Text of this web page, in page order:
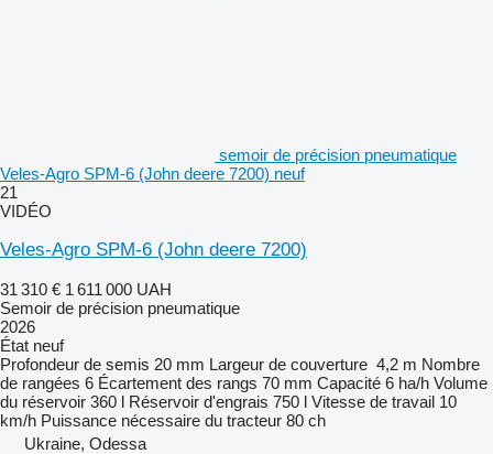
semoir de précision pneumatique
Veles-Agro SPM-6 (John deere 7200) neuf
21
VIDÉO
Veles-Agro SPM-6 (John deere 7200)
31 310 € 1 611 000 UAH
Semoir de précision pneumatique
2026
État neuf
Profondeur de semis 20 mm Largeur de couverture 4,2 m Nombre
de rangées 6 Écartement des rangs 70 mm Capacité 6 ha/h Volume
du réservoir 360 l Réservoir d'engrais 750 l Vitesse de travail 10
km/h Puissance nécessaire du tracteur 80 ch
Ukraine, Odessa